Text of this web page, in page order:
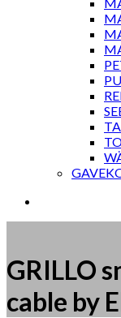
GRILLO
cable by